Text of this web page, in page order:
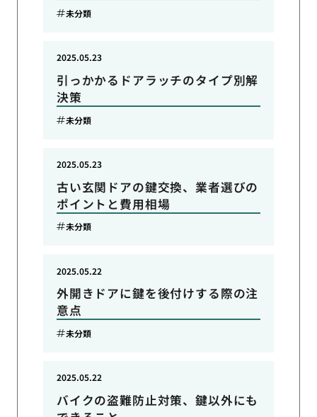
未分類
引っかかるドアラッチのタイプ別解
決策
2025.05.23
未分類
古い玄関ドアの鍵交換、業者選びの
ポイントと費用相場
2025.05.23
未分類
外開きドアに鍵を後付けする際の注
意点
2025.05.22
未分類
バイクの盗難防止対策、鍵以外にも
2025.05.22